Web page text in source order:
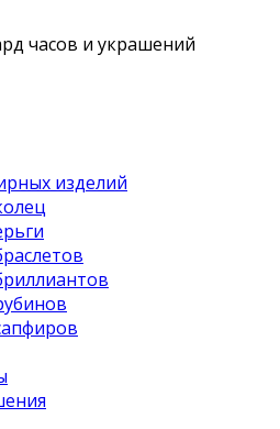
часов и украшений
изделий